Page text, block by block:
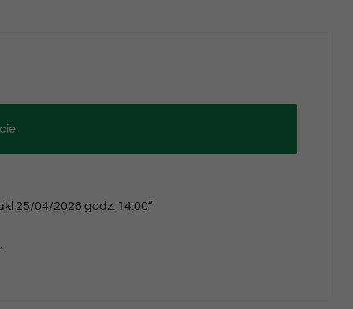
25/04/2026 godz. 14:00”